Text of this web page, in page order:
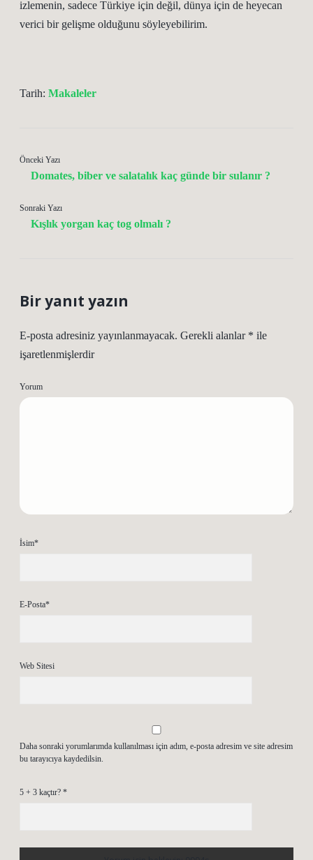
izlemenin, sadece Türkiye için değil, dünya için de heyecan
verici bir gelişme olduğunu söyleyebilirim.
Tarih: Makaleler
Önceki Yazı
Domates, biber ve salatalık kaç günde bir sulanır ?
Sonraki Yazı
Kışlık yorgan kaç tog olmalı ?
Bir yanıt yazın
E-posta adresiniz yayınlanmayacak. Gerekli alanlar * ile
işaretlenmişlerdir
Yorum
İsim*
E-Posta*
Web Sitesi
Daha sonraki yorumlarımda kullanılması için adım, e-posta adresim ve site adresim
bu tarayıcıya kaydedilsin.
5 + 3 kaçtır? *